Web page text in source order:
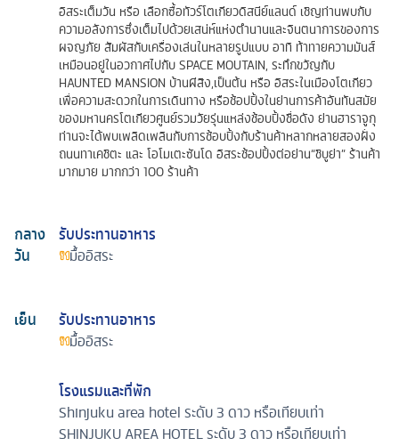
อิสระเต็มวัน หรือ เลือกซื้อทัวร์โตเกียวดิสนีย์แลนด์ เชิญท่านพบกับ
ความอลังการซึ่งเต็มไปด้วยเสน่ห์แห่งตำนานและจินตนาการของการ
ผจญภัย สัมผัสกับเครื่องเล่นในหลายรูปแบบ อาทิ ท้าทายความมันส์
เหมือนอยู่ในอวกาศไปกับ SPACE MOUTAIN, ระทึกขวัญกับ
HAUNTED MANSION บ้านผีสิง,เป็นต้น หรือ อิสระในเมืองโตเกียว
เพื่อความสะดวกในการเดินทาง หรือช้อปปิ้งในย่านการค้าอันทันสมัย
ของมหานครโตเกียวศูนย์รวมวัยรุ่นแหล่งช้อบปิ้งชื่อดัง ย่านฮาราจูกุ
ท่านจะได้พบเพลิดเพลินกับการช้อบปิ้งกับร้านค้าหลากหลายสองฝั่ง
ถนนทาเคชิตะ และ โอโมเตะซันโด อิสระช้อปปิ้งต่อย่าน“ชิบูย่า” ร้านค้า
มากมาย มากกว่า 100 ร้านค้า
กลาง
วัน
รับประทานอาหาร
มื้ออิสระ
เย็น
รับประทานอาหาร
มื้ออิสระ
โรงแรมและที่พัก
Shinjuku area hotel ระดับ 3 ดาว หรือเทียบเท่า
SHINJUKU AREA HOTEL ระดับ 3 ดาว หรือเทียบเท่า